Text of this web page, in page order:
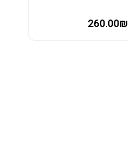
260.00₪